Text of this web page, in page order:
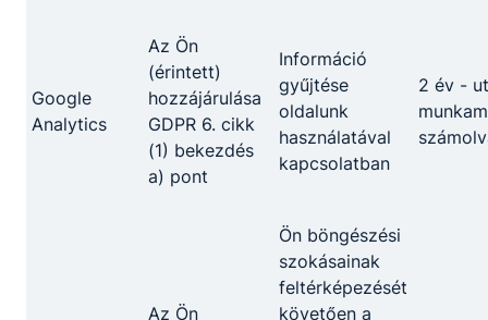
Google
Analytics
Az Ön
(érintett)
hozzájárulása
GDPR 6. cikk
(1) bekezdés
a) pont
Információ
gyűjtése
oldalunk
használatával
kapcsolatban
2 év -
Az Ön
Ön böngészési
szokásainak
feltérképezését
követően a